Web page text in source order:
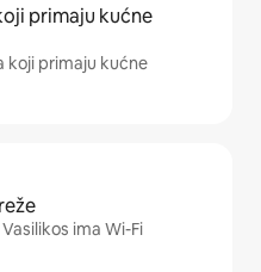
primaju kućne
koji primaju kućne
ima Wi-Fi